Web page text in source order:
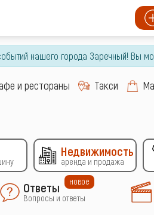
нашего города Заречный! Вы
и рестораны Такси
Недвижимость
аренда и продажа
Ответы
Вопросы и ответы
новое